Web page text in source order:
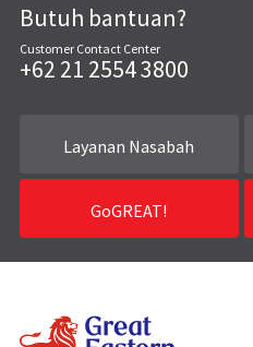
Butuh bantuan?
Customer Contact Center
+62 21 2554 3800
Layanan Nasabah
GoGREAT!